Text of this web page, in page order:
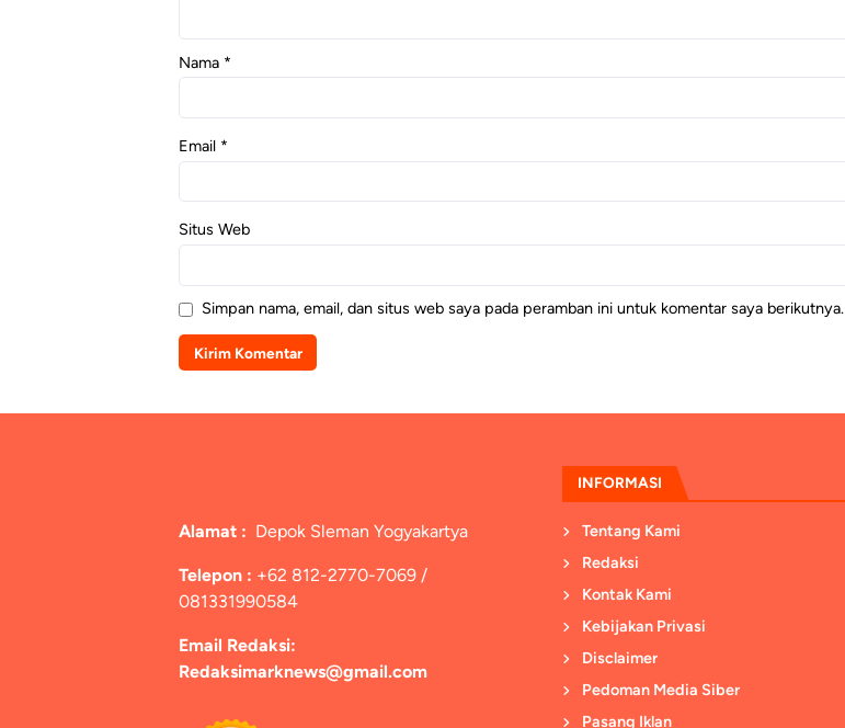
Nama *
Email *
Situs Web
Simpan nama, email, dan situs web saya pada peramban ini untuk komentar saya berikutnya.
Alamat : Depok Sleman Yogyakartya
Telepon : +62 812-2770-7069 /
081331990584
Email Redaksi:
Redaksimarknews@gmail.com
INFORMASI
Tentang Kami
Redaksi
Kontak Kami
Kebijakan Privasi
Disclaimer
Pedoman Media Siber
Pasang Iklan